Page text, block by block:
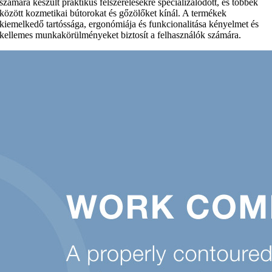
között kozmetikai bútorokat és gőzölőket kínál. A termékek
kiemelkedő tartóssága, ergonómiája és funkcionalitása kényelmet és
kellemes munkakörülményeket biztosít a felhasználók számára.